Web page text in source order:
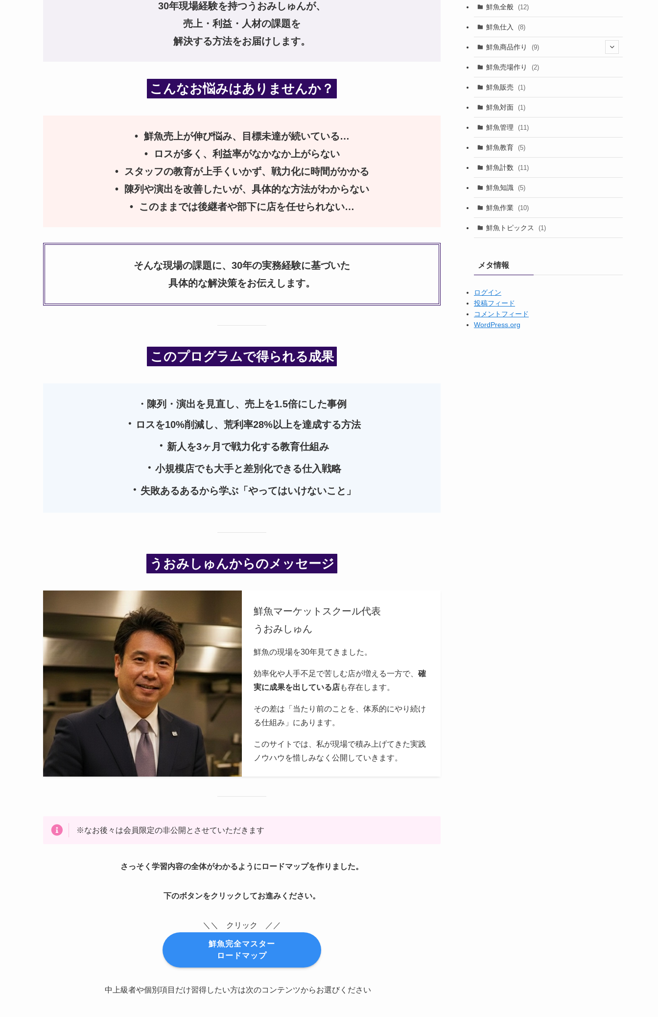
30年現場経験を持つうおみしゅんが、
売上・利益・人材の課題を
解決する方法をお届けします。
こんなお悩みはありませんか？
• 鮮魚売上が伸び悩み、目標未達が続いている…
• ロスが多く、利益率がなかなか上がらない
• スタッフの教育が上手くいかず、戦力化に時間がかかる
• 陳列や演出を改善したいが、具体的な方法がわからない
• このままでは後継者や部下に店を任せられない…
そんな現場の課題に、30年の実務経験に基づいた
具体的な解決策をお伝えします。
このプログラムで得られる成果
・陳列・演出を見直し、売上を1.5倍にした事例
・ ロスを10%削減し、荒利率28%以上を達成する方法
・ 新人を3ヶ月で戦力化する教育仕組み
・ 小規模店でも大手と差別化できる仕入戦略
・ 失敗あるあるから学ぶ「やってはいけないこと」
うおみしゅんからのメッセージ
鮮魚マーケットスクール代表
うおみしゅん
鮮魚の現場を30年見てきました。
効率化や人手不足で苦しむ店が増える一方で、 確
実に成果を出している店も存在します。
その差は「当たり前のことを、体系的にやり続け
る仕組み」にあります。
このサイトでは、私が現場で積み上げてきた実践
ノウハウを惜しみなく公開していきます。
※なお後々は会員限定の非公開とさせていただきます
さっそく学習内容の全体がわかるようにロードマップを作りました。
下のボタンをクリックしてお進みください。
＼＼ クリック ／／
鮮魚完全マスター
ロードマップ
中上級者や個別項目だけ習得したい方は次のコンテンツからお選びください
鮮魚全般 (12)
鮮魚仕入 (8)
鮮魚商品作り (9)
(8)
鮮魚売場作り (2)
鮮魚販売 (1)
鮮魚対面 (1)
鮮魚管理 (11)
鮮魚教育 (5)
鮮魚計数 (11)
鮮魚知識 (5)
鮮魚作業 (10)
鮮魚トピックス (1)
メタ情報
ログイン
投稿フィード
コメントフィード
WordPress.org